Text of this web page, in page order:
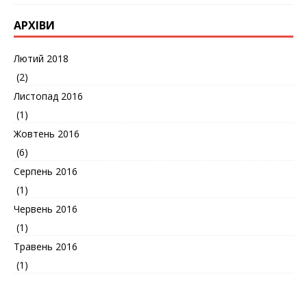
АРХІВИ
Лютий 2018
(2)
Листопад 2016
(1)
Жовтень 2016
(6)
Серпень 2016
(1)
Червень 2016
(1)
Травень 2016
(1)